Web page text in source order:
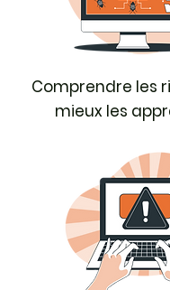
Comprendre les
mieux les